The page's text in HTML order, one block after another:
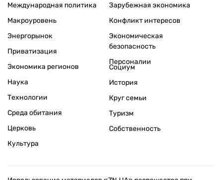
Международная политика
Макроуровень
Энергорынок
Приватизация
Экономика регионов
Зарубежная экономика
Конфликт интересов
Экономическая
безопасность
Персоналии
Наука
Технологии
Среда обитания
Церковь
Культура
Социум
История
Круг семьи
Туризм
Собственность